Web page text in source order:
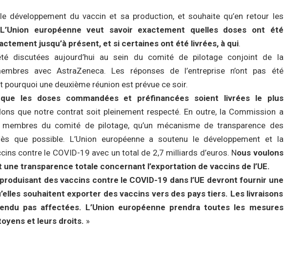
développement du vaccin et sa production, et souhaite qu’en retour les
L’Union européenne veut savoir exactement quelles doses ont été
jusqu’à présent, et si certaines ont été livrées, à qui.
discutées aujourd’hui au sein du comité de pilotage conjoint de la
avec AstraZeneca. Les réponses de l’entreprise n’ont pas été
pourquoi une deuxième réunion est prévue ce soir.
que les doses commandées et préfinancées soient livrées le plus
que notre contrat soit pleinement respecté. En outre, la Commission a
du comité de pilotage, qu’un mécanisme de transparence des
que possible. L’Union européenne a soutenu le développement et la
contre le COVID-19 avec un total de 2,7 milliards d’euros. Nous voulons
transparence totale concernant l’exportation de vaccins de l’UE.
des vaccins contre le COVID-19 dans l’UE devront fournir une
souhaitent exporter des vaccins vers des pays tiers. Les livraisons
pas affectées. L’Union européenne prendra toutes les mesures
et leurs droits. »